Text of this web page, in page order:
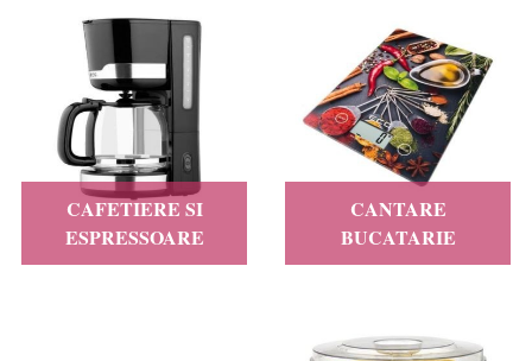
CAFETIERE SI
ESPRESSOARE
CANTARE
BUCATARIE